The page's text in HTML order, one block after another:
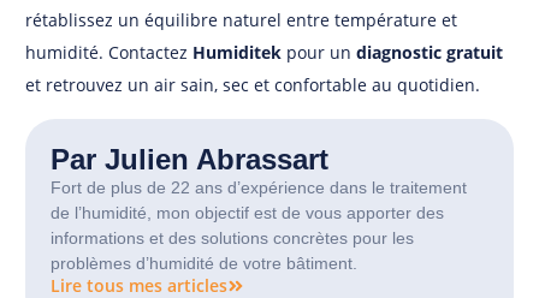
rétablissez un équilibre naturel entre température et
humidité. Contactez Humiditek pour un diagnostic gratuit
et retrouvez un air sain, sec et confortable au quotidien.
Par Julien Abrassart
Fort de plus de 22 ans d’expérience dans le traitement
de l’humidité, mon objectif est de vous apporter des
informations et des solutions concrètes pour les
problèmes d’humidité de votre bâtiment.
Lire tous mes articles